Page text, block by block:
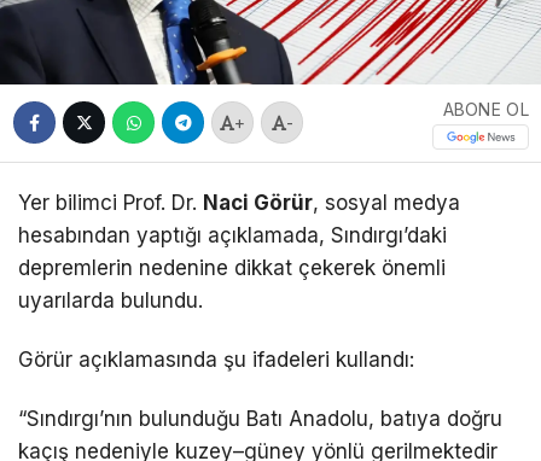
+ -
ABONE OL
Yer bilimci Prof. Dr. Naci Görür, sosyal medya
hesabından yaptığı açıklamada, Sındırgı’daki
depremlerin nedenine dikkat çekerek önemli
uyarılarda bulundu.
Görür açıklamasında şu ifadeleri kullandı:
“Sındırgı’nın bulunduğu Batı Anadolu, batıya doğru
kaçış nedeniyle kuzey–güney yönlü gerilmektedir